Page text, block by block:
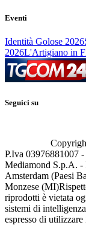
Eventi
Identità Golose 2026
2026L'Artigiano in
Seguici su
P.Iva 03976881007
Mediamond S.p.A. -
Amsterdam (Paesi
Monzese (MI)
riprodotti è vietata
sistemi di
espresso di